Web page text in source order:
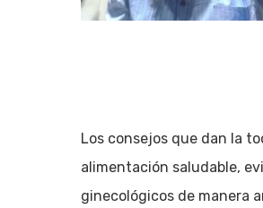
Los consejos que dan la
alimentación saludable,
ginecológicos de manera